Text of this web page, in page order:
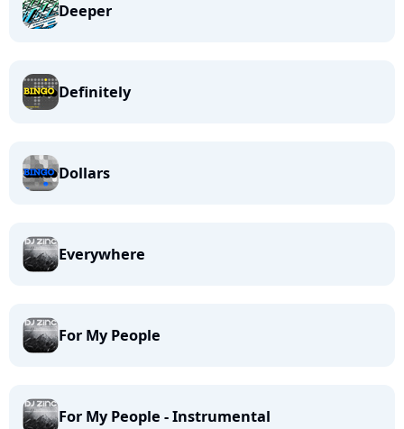
Deeper
Definitely
Dollars
Everywhere
For My People
For My People - Instrumental